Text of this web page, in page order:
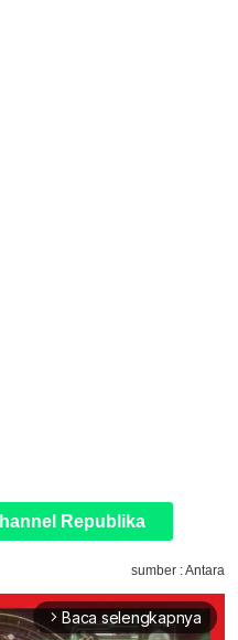
Republika
sumber : Antara
arrow_forward_ios Baca selengkapnya